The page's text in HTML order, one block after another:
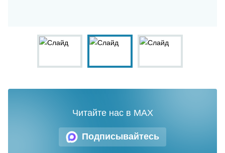
Подписывайтесь
Читайте нас в MAX